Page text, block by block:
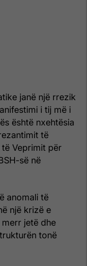
janë një rrezik
i tij më i
është nxehtësia
të
Veprimit për
së në
anomali të
një krizë e
jetë dhe
tonë